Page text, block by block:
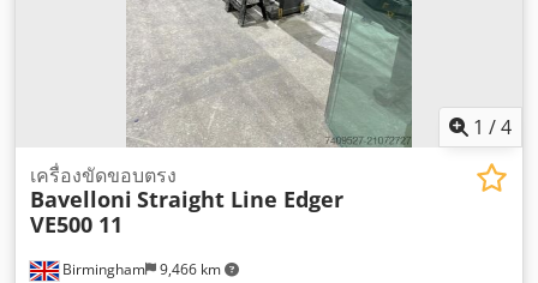
1 /4
Birmingham 9,466 km
เครื่องขัดขอบตรง
Bavelloni Straight Line Edger
VE500 11